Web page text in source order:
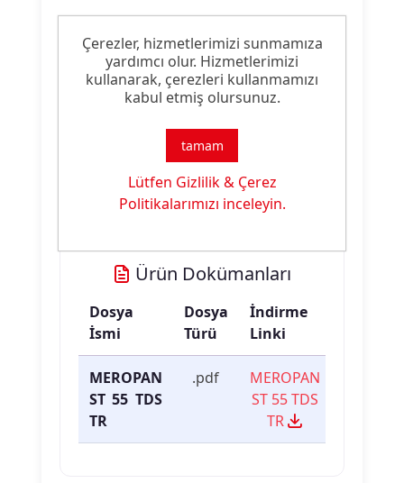
Ürün Nitelikleri
pH Düzenleyici
Boyama Yardımcısı
Ürün Dokümanları
Dosya
İsmi
Dosya
Türü
İndirme
Linki
MEROPAN
ST 55 TDS
TR
.pdf
MEROPAN
ST 55 TDS
TR
Çerezler, hizmetlerimizi sunmamıza
yardımcı olur. Hizmetlerimizi
kullanarak, çerezleri kullanmamızı
kabul etmiş olursunuz.
tamam
Lütfen Gizlilik & Çerez
Politikalarımızı inceleyin.